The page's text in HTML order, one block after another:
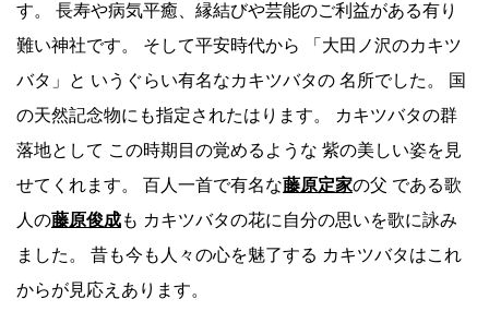
す。 長寿や病気平癒、縁結びや芸能のご利益がある有り
難い神社です。 そして平安時代から 「大田ノ沢のカキツ
バタ」と いうぐらい有名なカキツバタの 名所でした。 国
の天然記念物にも指定されたはります。 カキツバタの群
落地として この時期目の覚めるような 紫の美しい姿を見
せてくれます。 百人一首で有名な藤原定家の父 である歌
人の藤原俊成も カキツバタの花に自分の思いを歌に詠み
ました。 昔も今も人々の心を魅了する カキツバタはこれ
からが見応えあります。